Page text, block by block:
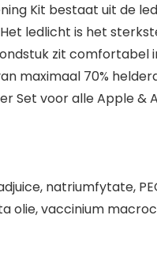
Kit bestaat uit de
ledlicht is het
zit comfortabel
maximaal 70%
Set voor alle Apple &
natriumfytate,
vaccinium